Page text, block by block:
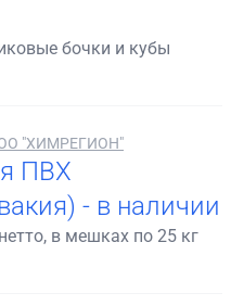
бочки и кубы
"ХИМРЕГИОН"
ПВХ
- в наличии
в мешках по 25 кг